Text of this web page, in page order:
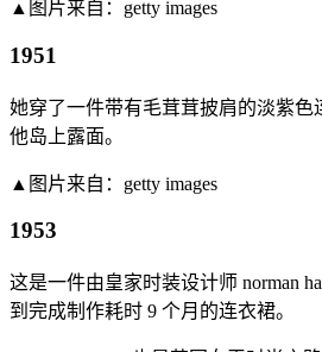
▲图片来自：getty images
1951
她穿了一件带有毛茸茸披肩的淡紫色
他岛上露面。
▲图片来自：getty images
1953
这是一件由皇家时装设计师 norman
到完成制作耗时 9 个月的连衣裙。